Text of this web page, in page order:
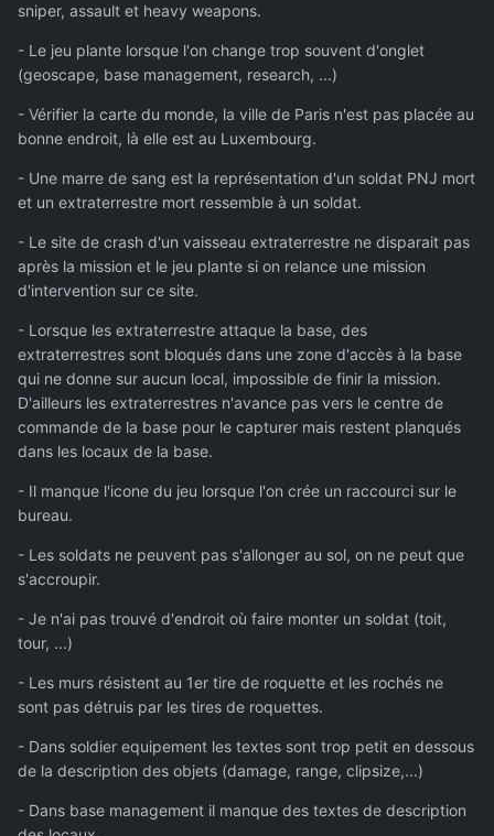
sniper, assault et heavy weapons.
- Le jeu plante lorsque l'on change trop souvent d'onglet
(geoscape, base management, research, ...)
- Vérifier la carte du monde, la ville de Paris n'est pas placée au
bonne endroit, là elle est au Luxembourg.
- Une marre de sang est la représentation d'un soldat PNJ mort
et un extraterrestre mort ressemble à un soldat.
- Le site de crash d'un vaisseau extraterrestre ne disparait pas
après la mission et le jeu plante si on relance une mission
d'intervention sur ce site.
- Lorsque les extraterrestre attaque la base, des
extraterrestres sont bloqués dans une zone d'accès à la base
qui ne donne sur aucun local, impossible de finir la mission.
D'ailleurs les extraterrestres n'avance pas vers le centre de
commande de la base pour le capturer mais restent planqués
dans les locaux de la base.
- Il manque l'icone du jeu lorsque l'on crée un raccourci sur le
bureau.
- Les soldats ne peuvent pas s'allonger au sol, on ne peut que
s'accroupir.
- Je n'ai pas trouvé d'endroit où faire monter un soldat (toit,
tour, ...)
- Les murs résistent au 1er tire de roquette et les rochés ne
sont pas détruis par les tires de roquettes.
- Dans soldier equipement les textes sont trop petit en dessous
de la description des objets (damage, range, clipsize,...)
- Dans base management il manque des textes de description